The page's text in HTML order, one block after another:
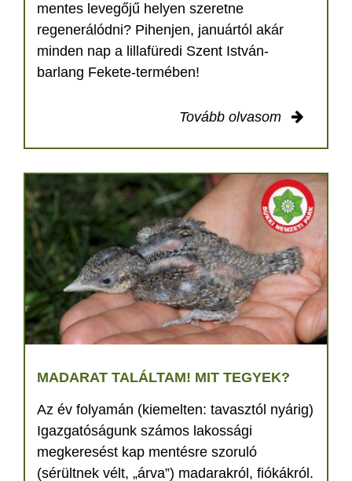
mentes levegőjű helyen szeretne
regenerálódni? Pihenjen, januártól akár
minden nap a lillafüredi Szent István-
barlang Fekete-termében!
Tovább olvasom
MADARAT TALÁLTAM! MIT TEGYEK?
Az év folyamán (kiemelten: tavasztól nyárig)
Igazgatóságunk számos lakossági
megkeresést kap mentésre szoruló
(sérültnek vélt, „árva”) madarakról, fiókákról.